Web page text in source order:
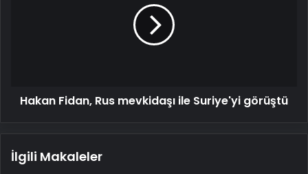
Hakan Fidan, Rus mevkidaşı ile Suriye'yi görüştü
İlgili Makaleler